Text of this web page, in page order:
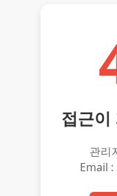
접근이
관리
Email